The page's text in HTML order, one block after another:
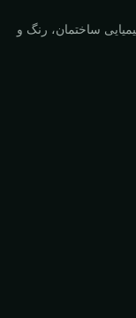
ساختمان، رنگ و